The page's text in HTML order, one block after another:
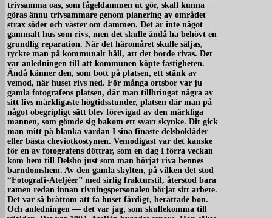
trivsamma oas, som fågeldammen ut gör, skall kunna
göras ännu trivsammare genom planering av området
strax söder och väster om dammen. Det är inte något
gammalt hus som rivs, men det skulle ändå ha behövt en
grundlig reparation. När det häromåret skulle säljas,
tyckte man på kommunalt håll, att det borde rivas. Det
var anledningen till att kommunen köpte fastigheten.
Ändå känner den, som bott på platsen, ett stänk av
vemod, när huset rivs ned. För många ortsbor var ju
gamla fotografens platsen, där man tillbringat några av
sitt livs märkligaste högtidsstunder, platsen där man på
något obegripligt sätt blev förevigad av den märkliga
mannen, som gömde sig bakom ett svart skynke. Dit gick
man mitt på blanka vardan I sina finaste delsbokläder
eller bästa cheviotkostymen. Vemodigast var det kanske
för en av fotografens döttrar, som en dag I förra veckan
kom hem till Delsbo just som man börjat riva hennes
barndomshem. Av den gamla skylten, på vilken det stod
“Fotografi-Ateljéer” med sirlig frakturstil, återstod bara
ramen redan innan rivningspersonalen börjat sitt arbete.
Det var så bråttom att få huset färdigt, berättade bon.
Och anledningen — det var jag, som skullekomma till